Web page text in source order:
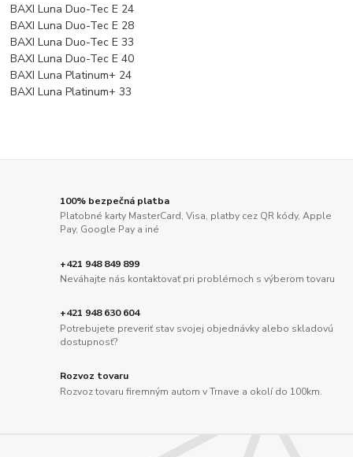
BAXI Luna Duo-Tec E 24
BAXI Luna Duo-Tec E 28
BAXI Luna Duo-Tec E 33
BAXI Luna Duo-Tec E 40
BAXI Luna Platinum+ 24
BAXI Luna Platinum+ 33
100% bezpečná platba
Platobné karty MasterCard, Visa, platby cez QR kódy, Apple
Pay, Google Pay a iné
+421 948 849 899
Neváhajte nás kontaktovať pri problémoch s výberom tovaru
+421 948 630 604
Potrebujete preveriť stav svojej objednávky alebo skladovú
dostupnosť?
Rozvoz tovaru
Rozvoz tovaru firemným autom v Trnave a okolí do 100km.